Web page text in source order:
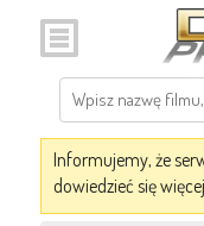
Informujemy, że
dowiedzieć się więcej